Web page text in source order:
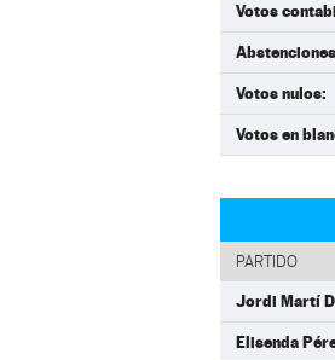
Votos
Votos nulos:
Votos en
PARTIDO
Jordi Martí
Elisenda